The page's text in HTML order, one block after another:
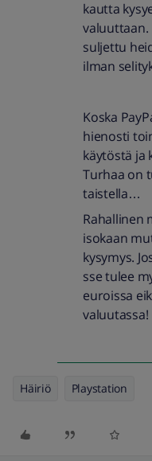
kautta
suljettu
ilman
Koska
hienosti
käytöstä ja
Turhaa on
taistella…
Rahallinen
isokaan
kysymys.
sse tulee
euroissa
valuutassa!
Häiriö Playstation